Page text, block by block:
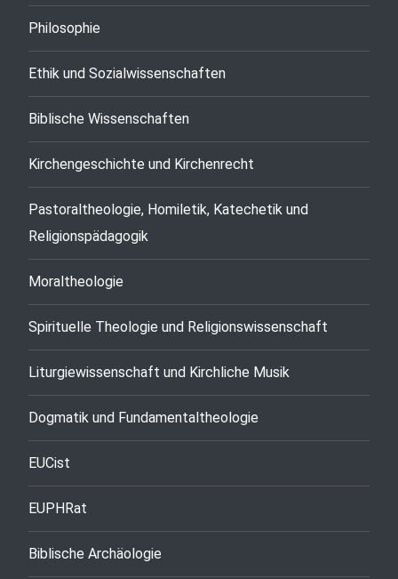
Philosophie
Ethik und Sozialwissenschaften
Biblische Wissenschaften
Kirchengeschichte und Kirchenrecht
Pastoraltheologie, Homiletik, Katechetik und
Religionspädagogik
Moraltheologie
Spirituelle Theologie und Religionswissenschaft
Liturgiewissenschaft und Kirchliche Musik
Dogmatik und Fundamentaltheologie
EUCist
EUPHRat
Biblische Archäologie